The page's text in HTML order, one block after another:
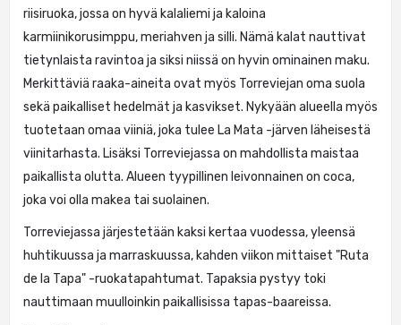
riisiruoka, jossa on hyvä kalaliemi ja kaloina
karmiinikorusimppu, meriahven ja silli. Nämä kalat nauttivat
tietynlaista ravintoa ja siksi niissä on hyvin ominainen maku.
Merkittäviä raaka-aineita ovat myös Torreviejan oma suola
sekä paikalliset hedelmät ja kasvikset. Nykyään alueella myös
tuotetaan omaa viiniä, joka tulee La Mata -järven läheisestä
viinitarhasta. Lisäksi Torreviejassa on mahdollista maistaa
paikallista olutta. Alueen tyypillinen leivonnainen on coca,
joka voi olla makea tai suolainen.
Torreviejassa järjestetään kaksi kertaa vuodessa, yleensä
huhtikuussa ja marraskuussa, kahden viikon mittaiset "Ruta
de la Tapa" -ruokatapahtumat. Tapaksia pystyy toki
nauttimaan muulloinkin paikallisissa tapas-baareissa.